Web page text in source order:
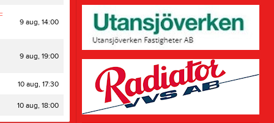
9 aug, 14:00
9 aug, 19:00
10 aug, 17:30
10 aug, 18:00